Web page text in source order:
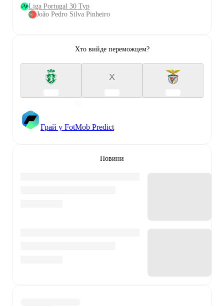
Liga Portugal 30 Тур
João Pedro Silva Pinheiro
Хто вийде переможцем?
X
Грай у FotMob Predict
Новини